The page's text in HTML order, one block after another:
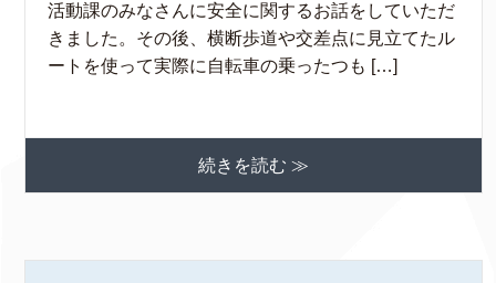
活動課のみなさんに安全に関するお話をしていただ
きました。その後、横断歩道や交差点に見立てたル
ートを使って実際に自転車の乗ったつも […]
続きを読む ≫